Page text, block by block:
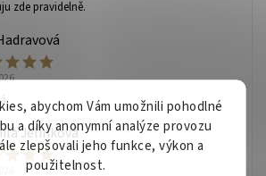
údajů.
zde pravidelně.
Jelínková
abychom Vám umožnili pohodlné
a díky anonymní analýze provozu
zlepšovali jeho funkce, výkon a
použitelnost.